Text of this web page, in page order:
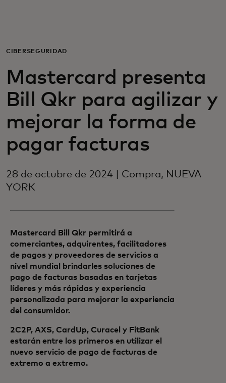
Para empresas
Para el mundo
Para innovadores
Noticias y tendencias
CIBERSEGURIDAD
Mastercard presenta
Bill Qkr para agilizar y
mejorar la forma de
pagar facturas
28 de octubre de 2024 | Compra, NUEVA
YORK
Mastercard Bill Qkr permitirá a
comerciantes, adquirentes, facilitadores
de pagos y proveedores de servicios a
nivel mundial brindarles soluciones de
pago de facturas basadas en tarjetas
líderes y más rápidas y experiencia
personalizada para mejorar la experiencia
del consumidor.
2C2P, AXS, CardUp, Curacel y FitBank
estarán entre los primeros en utilizar el
nuevo servicio de pago de facturas de
extremo a extremo.